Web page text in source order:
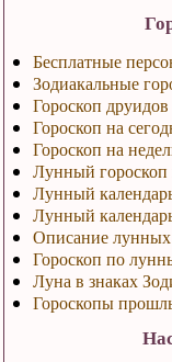
Бесплатные
Зодиакальные
Гороскоп друидов
Гороскоп на
Гороскоп на
Лунный гороскоп
Лунный
Лунный
Описание
Гороскоп по
Луна в знаках
Гороскопы